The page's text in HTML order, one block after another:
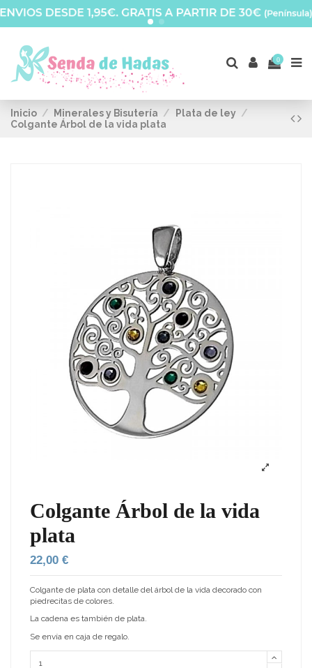
0
Inicio Minerales y Bisutería
Plata de ley
Colgante Árbol de la vida plata
Colgante Árbol de la vida
plata
22,00 €
Colgante de plata con detalle del árbol de la vida decorado con
piedrecitas de colores.
La cadena es también de plata.
Se envía en caja de regalo.